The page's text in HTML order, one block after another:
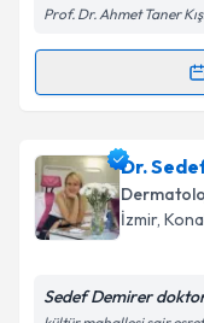
Kişisel
'ni
kapsamda
Prof. Dr. Ahmet Taner
Randevu
Uzm. Dr.
oluşturun. Size
takvim
Dr.
İzmir,
Sedef Demirer